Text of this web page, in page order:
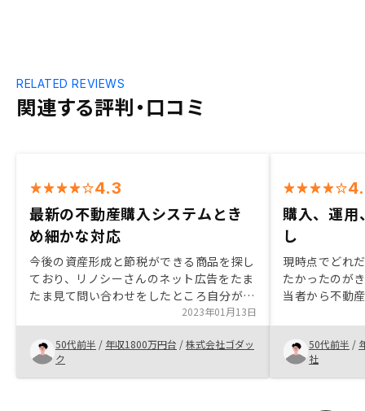
関連する評判・口コミ
RELATED REVIEWS
4.3
最新の不動産購入システムとき
め細かな対応
今後の資産形成と節税ができる商品を探し
ており、リノシーさんのネット広告をたま
たま見て問い合わせをしたところ自分が探
していた商品に近いことがわかった。その
後、事務所で担当者の方と直接面談させて
いただき、こちらが思っている不安な点を
お伝えしたところ明確な回答を得ることが
できたので、即決することにしました。ま
2023年01月13日
50代前半 / 年収1800万円台 /株式会社ゴダッ
ク
購入、運用
し
現時点でどれ
たかったのが
当者から不動
リット・デメ
解を深めるこ
前向きになり
タル化
50代前半 /
社